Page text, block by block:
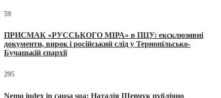
59
ПРИСМАК «РУССЬКОГО МІРА» в ПЦУ: ексклюзивні
документи, вирок і російський слід у Тернопільсько-
Бучацькій єпархії
295
Nemo iudex in causa sua: Наталія Шевчук публічно